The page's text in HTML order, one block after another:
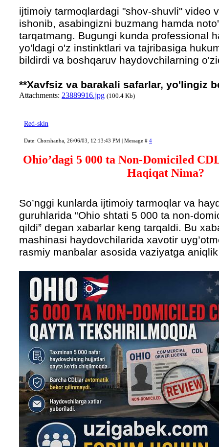
ijtimoiy tarmoqlardagi "shov-shuvli" video
ishonib, asabingizni buzmang hamda
tarqatmang. Bugungi kunda professional
yo'ldagi o'z instinktlari va tajribasiga
bildirdi va boshqaruv haydovchilarning
**Xavfsiz va barakali safarlar, yo'lingiz
Attachments: 23889916.jpg (100.4 Kb)
Red-skin
Date: Chorshanba, 26/06/03, 12:13:43 PM | Message # 4
Ohio’dagi 5 000 ta Non-Domiciled
Haqiqat Nima?
So’nggi kunlarda ijtimoiy tarmoqlar va
guruhlarida “Ohio shtati 5 000 ta non-
qildi” degan xabarlar keng tarqaldi. Bu
mashinasi haydovchilarida xavotir
rasmiy manbalar asosida vaziyatga